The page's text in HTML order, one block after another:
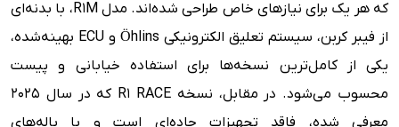
که هر یک برای نیازهای خاص طراحی شده‌اند. مدل R1M، با بدنه‌ای
از فیبر کربن، سیستم تعلیق الکترونیکی Öhlins و ECU بهینه‌شده،
یکی از کامل‌ترین نسخه‌ها برای استفاده خیابانی و پیست
محسوب می‌شود. در مقابل، نسخه R1 RACE که در سال ۲۰۲۵
معرفی شده، فاقد تجهیزات جاده‌ای است و با باله‌های